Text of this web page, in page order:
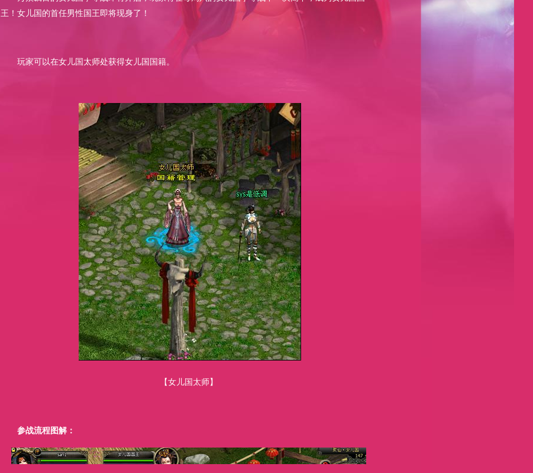
王！女儿国的首任男性国王即将现身了！
玩家可以在女儿国太师处获得女儿国国籍。
【女儿国太师】
参战流程图解：